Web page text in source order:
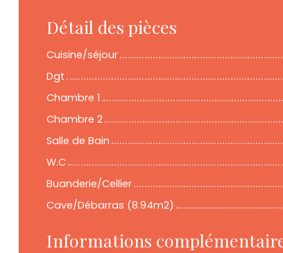
Détail des pièces
Cuisine/séjour
Dgt
Chambre 1
Chambre 2
Salle de Bain
W.C
Buanderie/Cellier
Cave/Débarras (8.94m2)
Informations